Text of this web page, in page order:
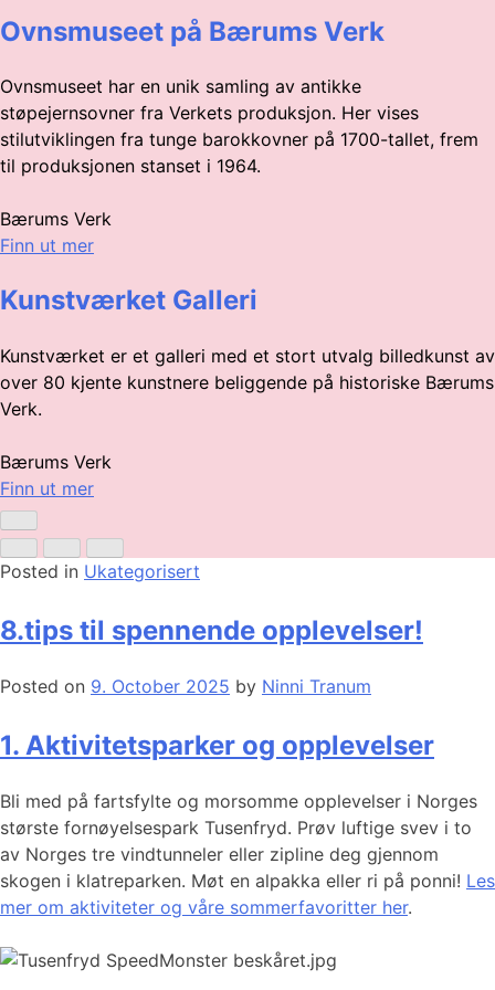
Ovnsmuseet på Bærums Verk
Ovnsmuseet har en unik samling av antikke
støpejernsovner fra Verkets produksjon. Her vises
stilutviklingen fra tunge barokkovner på 1700-tallet, frem
til produksjonen stanset i 1964.
Bærums Verk
Finn ut mer
Kunstværket Galleri
Kunstværket er et galleri med et stort utvalg billedkunst av
over 80 kjente kunstnere beliggende på historiske Bærums
Verk.
Bærums Verk
Finn ut mer
Posted in Ukategorisert
8.tips til spennende opplevelser!
Posted on 9. October 2025 by Ninni Tranum
1. Aktivitetsparker og opplevelser
Bli med på fartsfylte og morsomme opplevelser i Norges
største fornøyelsespark Tusenfryd. Prøv luftige svev i to
av Norges tre vindtunneler eller zipline deg gjennom
skogen i klatreparken. Møt en alpakka eller ri på ponni! Les
mer om aktiviteter og våre sommerfavoritter her.